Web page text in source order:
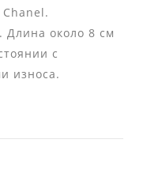
Длина около 8 см
с
износа.